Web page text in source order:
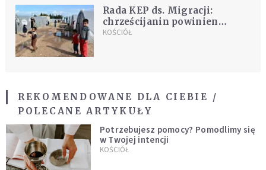
Rada KEP ds. Migracji:
chrześcijanin powinien
widzieć w migrancie brata, a
KOŚCIÓŁ
REKOMENDOWANE DLA CIEBIE /
POLECANE ARTYKUŁY
Potrzebujesz pomocy? Pomodlimy się
w Twojej intencji
KOŚCIÓŁ